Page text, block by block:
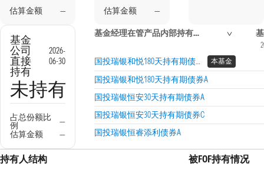
估算金额 — 估算金额 —
基金
公司
直接
持有
2026-
06-30
未持有
占总份额比
例
—
估算金额
—
基金经理在管产品内部持有信息
国投瑞银和悦180天持有期债券C 本基金
国投瑞银和悦180天持有期债券A
国投瑞银恒安30天持有期债券A
国投瑞银恒安30天持有期债券C
国投瑞银恒睿添利债券A
持有人结构 被FOF持有情况